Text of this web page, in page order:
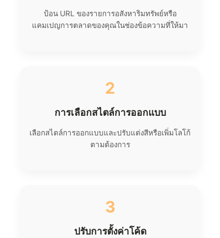
ป้อน URL ของรายการอสังหาริมทรัพย์หรือ
แคมเปญการตลาดของคุณในช่องข้อความที่ให้มา
2
การเลือกสไตล์การออกแบบ
เลือกสไตล์การออกแบบและปรับแต่งสีหรือเพิ่มโลโก้
ตามต้องการ
3
ปรับการตั้งค่าโค้ด